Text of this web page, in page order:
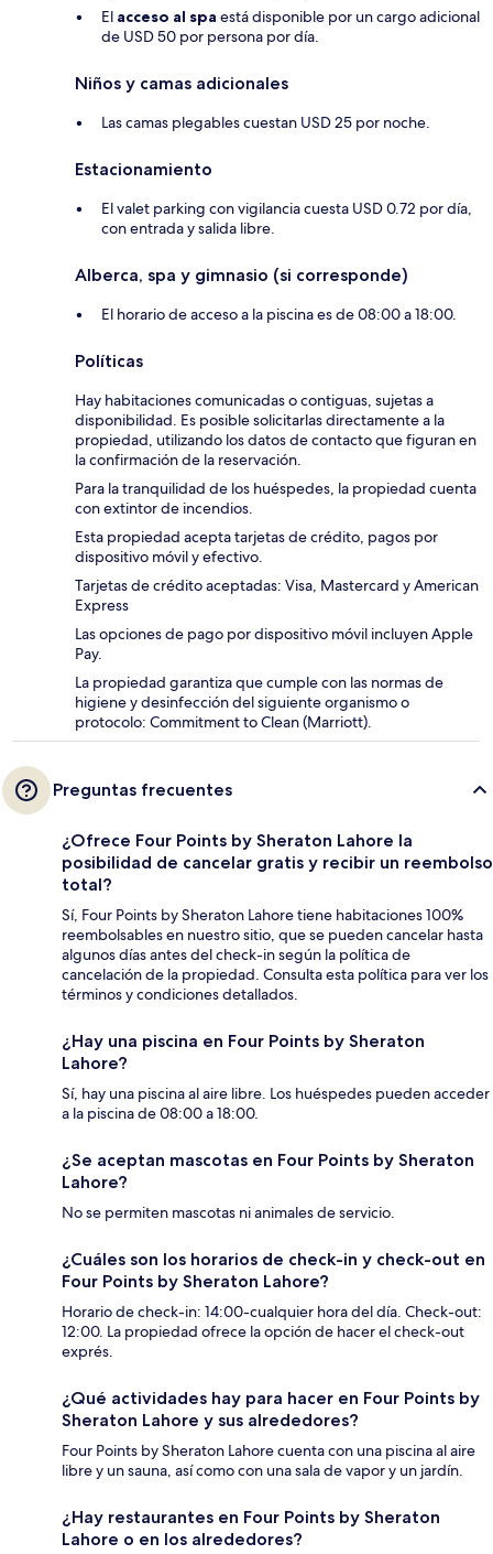
El acceso al spa está disponible por un cargo adicional
de USD 50 por persona por día.
Niños y camas adicionales
Las camas plegables cuestan USD 25 por noche.
Estacionamiento
El valet parking con vigilancia cuesta USD 0.72 por día,
con entrada y salida libre.
Alberca, spa y gimnasio (si corresponde)
El horario de acceso a la piscina es de 08:00 a 18:00.
Políticas
Hay habitaciones comunicadas o contiguas, sujetas a
disponibilidad. Es posible solicitarlas directamente a la
propiedad, utilizando los datos de contacto que figuran en
la confirmación de la reservación.
Para la tranquilidad de los huéspedes, la propiedad cuenta
con extintor de incendios.
Esta propiedad acepta tarjetas de crédito, pagos por
dispositivo móvil y efectivo.
Tarjetas de crédito aceptadas: Visa, Mastercard y American
Express
Las opciones de pago por dispositivo móvil incluyen Apple
Pay.
La propiedad garantiza que cumple con las normas de
higiene y desinfección del siguiente organismo o
protocolo: Commitment to Clean (Marriott).
Preguntas frecuentes
¿Ofrece Four Points by Sheraton Lahore la
posibilidad de cancelar gratis y recibir un reembolso
total?
Sí, Four Points by Sheraton Lahore tiene habitaciones 100%
reembolsables en nuestro sitio, que se pueden cancelar hasta
algunos días antes del check-in según la política de
cancelación de la propiedad. Consulta esta política para ver los
términos y condiciones detallados.
¿Hay una piscina en Four Points by Sheraton
Lahore?
Sí, hay una piscina al aire libre. Los huéspedes pueden acceder
a la piscina de 08:00 a 18:00.
¿Se aceptan mascotas en Four Points by Sheraton
Lahore?
No se permiten mascotas ni animales de servicio.
¿Cuáles son los horarios de check-in y check-out en
Four Points by Sheraton Lahore?
Horario de check-in: 14:00-cualquier hora del día. Check-out:
12:00. La propiedad ofrece la opción de hacer el check-out
exprés.
¿Qué actividades hay para hacer en Four Points by
Sheraton Lahore y sus alrededores?
Four Points by Sheraton Lahore cuenta con una piscina al aire
libre y un sauna, así como con una sala de vapor y un jardín.
¿Hay restaurantes en Four Points by Sheraton
Lahore o en los alrededores?